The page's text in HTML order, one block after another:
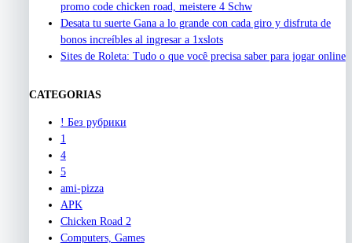
promo code chicken road, meistere 4 Schw
Desata tu suerte Gana a lo grande con cada giro y disfruta de
bonos increíbles al ingresar a 1xslots
Sites de Roleta: Tudo o que você precisa saber para jogar online
CATEGORIAS
! Без рубрики
1
4
5
ami-pizza
APK
Chicken Road 2
Computers, Games